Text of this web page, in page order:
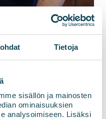
Tietoja
sisällön ja mainosten
ominaisuuksien
analysoimiseen. Lisäksi